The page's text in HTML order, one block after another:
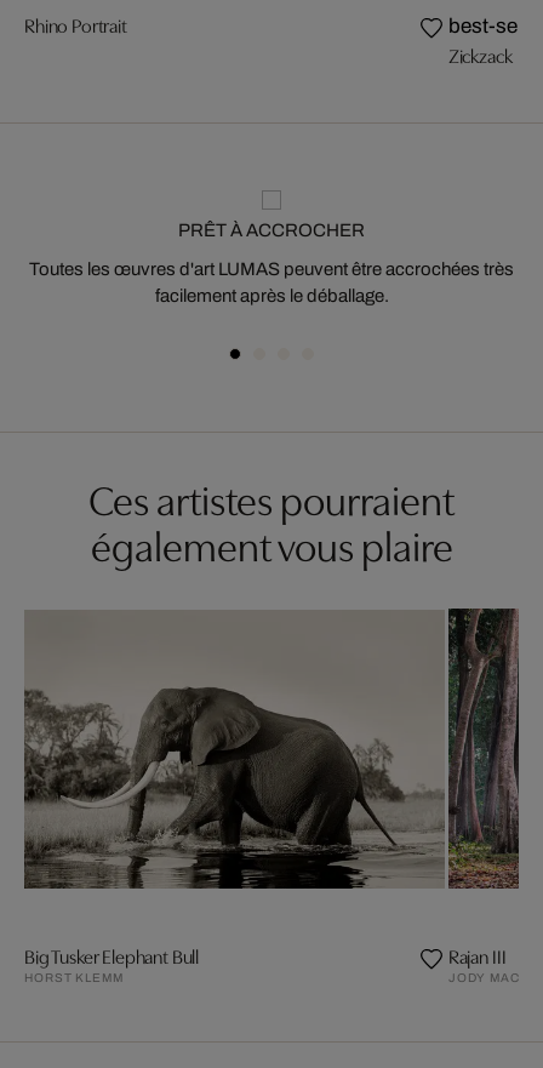
Rhino Portrait best-
Zickzack
PRÊT À ACCROCHER
Toutes les œuvres d'art LUMAS peuvent être accrochées très
facilement après le déballage.
Ces artistes pourraient
également vous plaire
Big Tusker Elephant Bull
HORST KLEMM
Rajan III
JODY